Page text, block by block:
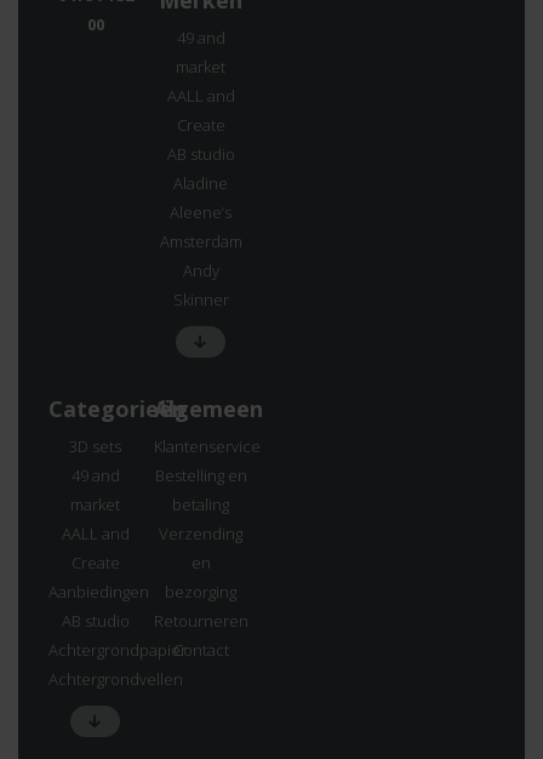
00
49 and
market
AALL and
Create
AB studio
Aladine
Aleene’s
Amsterdam
Andy
Skinner
Categorieën
3D sets
49 and
market
AALL and
Create
Aanbiedingen
AB studio
Achtergrondpapier
Achtergrondvellen
Algemeen
Klantenservice
Bestelling en
betaling
Verzending
en
bezorging
Retourneren
Contact